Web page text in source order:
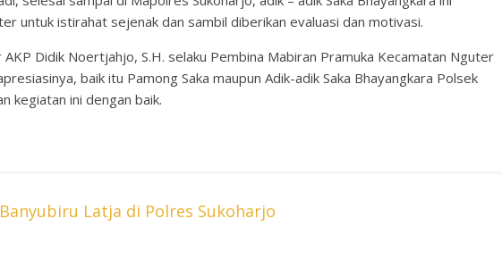
untuk istirahat sejenak dan sambil diberikan evaluasi dan motivasi.
Didik Noertjahjo, S.H. selaku Pembina Mabiran Pramuka Kecamatan Nguter
baik itu Pamong Saka maupun Adik-adik Saka Bhayangkara Polsek
kegiatan ini dengan baik.
Latja di Polres Sukoharjo